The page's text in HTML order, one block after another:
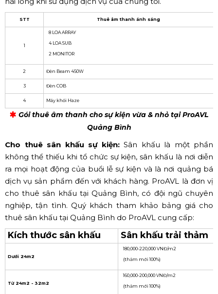
STT Thuê âm thanh ánh sáng
1
8 LOA ARRAY
4 LOA SUB
2 MONITOR
2 Đèn Beam 450W
3 Đèn COB
4 Máy khói Haze
Gói thuê âm thanh cho sự kiện vừa & nhỏ tại ProAVL
Quảng Bình
Cho thuê sân khấu sự kiện: Sân khấu là một phần
không thể thiếu khi tổ chức sự kiện, sân khấu là nơi diễn
ra mọi hoạt động của buổi lễ sự kiện và là nơi quảng bá
dịch vụ sản phẩm đến với khách hàng. ProAVL là đơn vị
cho thuê sân khấu tại Quảng Bình, có đội ngũ chuyên
nghiệp, tận tình. Quý khách tham khảo bảng giá cho
thuê sân khấu tại Quảng Bình do ProAVL cung cấp:
Kích thước sân khấu Sân khấu trải thảm
Dưới 24m2
180,000-220,000 VNĐ/m2
(thảm mới 100%)
Từ 24m2 - 32m2
160,000-200,000 VNĐ/m2
(thảm mới 100%)